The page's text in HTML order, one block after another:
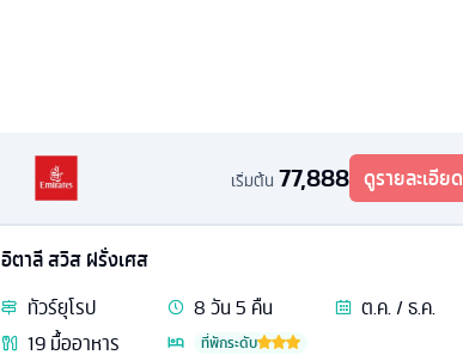
เริ่มต้น 77,888 ดูรายละเอียด
อิตาลี สวิส ฝรั่งเศส
ทัวร์ยุโรป 8วัน5 คืน
ต.ค. / ธ.ค.
19มื้ออาหาร ที่พักระดับ